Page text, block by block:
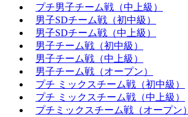
プチ男子チーム戦（中上級）
男子SDチーム戦（初中級）
男子SDチーム戦（中上級）
男子チーム戦（初中級）
男子チーム戦（中上級）
男子チーム戦（オープン）
プチ ミックスチーム戦（初中級）
プチ ミックスチーム戦（中上級）
プチミックスチーム戦（オープン）